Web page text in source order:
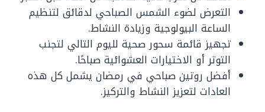
التعرض لضوء الشمس الصباحي لدقائق لتنظيم
الساعة البيولوجية وزيادة النشاط.
تجهيز قائمة سحور صحية لليوم التالي لتجنب
التوتر أو الاختيارات العشوائية صباحًا.
أفضل روتين صباحي في رمضان يشمل كل هذه
العادات لتعزيز النشاط والتركيز.